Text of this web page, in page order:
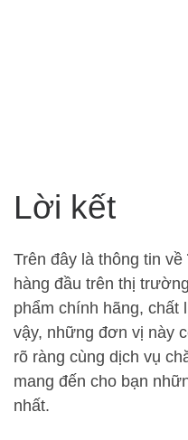
Lời kết
Trên đây là thông tin về
hàng đầu trên thị
phẩm chính hãng,
vậy, những đơn vị này
rõ ràng cùng dịch vụ
mang đến cho bạn
nhất.